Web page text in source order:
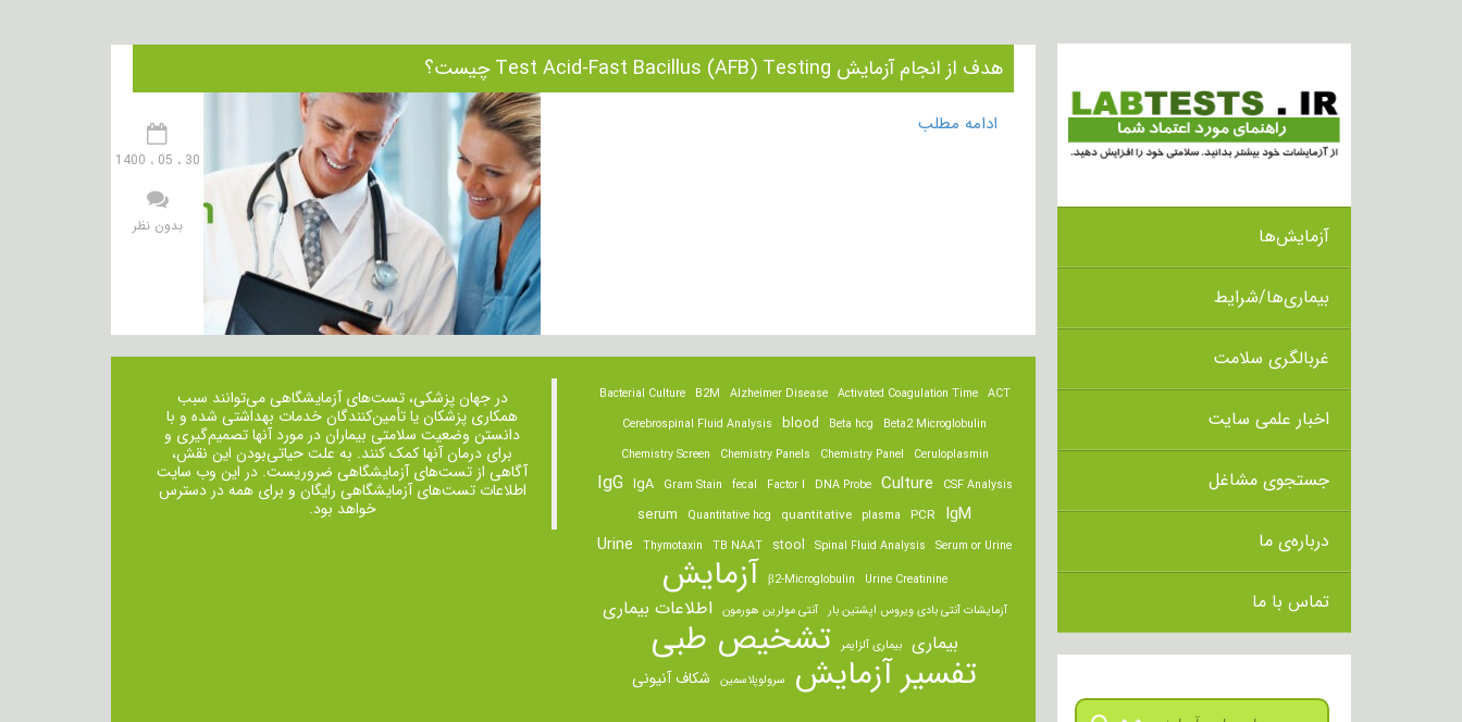
آزمایش‌ها
بیماری‌ها/شرایط
غربالگری سلامت
اخبار علمی سایت
جستجوی مشاغل
درباره‌ی ما
تماس با ما
هدف از انجام آزمایش Test Acid-Fast Bacillus (AFB) Testing چیست؟
30 ، 05 ، 1400
بدون نظر
ادامه مطلب
ACT
Activated Coagulation Time
Alzheimer Disease
B2M
Bacterial Culture
Beta2 Microglobulin
Beta hcg
blood
Cerebrospinal Fluid Analysis
Ceruloplasmin
Chemistry Panel
Chemistry Panels
Chemistry Screen
CSF Analysis
Culture
DNA Probe
Factor I
fecal
Gram Stain
IgA
IgG
IgM
PCR
plasma
quantitative
Quantitative hcg
serum
Serum or Urine
Spinal Fluid Analysis
stool
TB NAAT
Thymotaxin
Urine
Urine Creatinine
β2-Microglobulin آزمایش
آزمایشات آنتی بادی ویروس اپشتین بار آنتی مولرین هورمون اطلاعات بیماری
بیماری بیماری آلزایمر تشخیص طبی
تفسیر آزمایش سرولوپلاسمین شکاف آنیونی
در جهان پزشکی، تست‌های آزمایشگاهی می‌توانند سبب
همکاری پزشکان یا تأمین‌کنندگان خدمات بهداشتی شده و با
دانستن وضعیت سلامتی بیماران در مورد آنها تصمیم‌گیری و
برای درمان ‌آنها کمک کنند. به علت حیاتی‌بودن این نقش،
آگاهی از تست‌های آزمایشگاهی ضروریست. در این وب سایت
اطلاعات تست‌های آزمایشگاهی رایگان و برای همه در دسترس
خواهد بود.